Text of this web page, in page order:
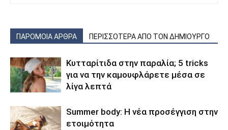
ΠΑΡΟΜΟΙΑ ΑΡΘΡΑ ΠΕΡΙΣΣΟΤΕΡΑ ΑΠΟ ΤΟΝ ΔΗΜΙΟΥΡΓΟ
Κυτταρίτιδα στην παραλία; 5 tricks
για να την καμουφλάρετε μέσα σε
λίγα λεπτά
Summer body: Η νέα προσέγγιση στην
ετοιμότητα